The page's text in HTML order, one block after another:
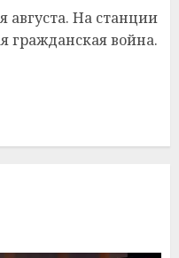
августа. На станции
гражданская война.